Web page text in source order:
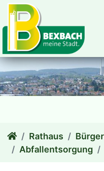
zum Inhalt
Rathaus
Abfallentsorgung